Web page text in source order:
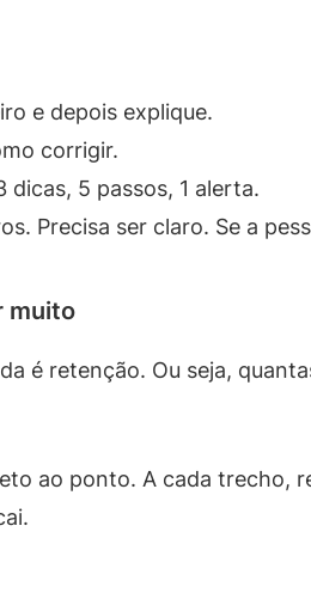
e depois explique.
corrigir.
5 passos, 1 alerta.
Precisa ser claro. Se a
muito
é retenção. Ou seja,
ao ponto. A cada trecho,